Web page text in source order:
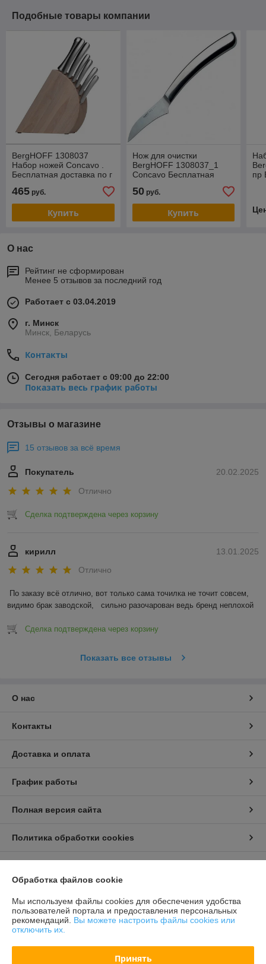
Подобные товары компании
BergHOFF 1308037
Набор ножей Concavo .
Бесплатная доставка по г
гарантия
465 руб.
Купить
Нож для очистки
BergHOFF 1308037_1
Concavo Бесплатная
50руб.
Купить
пр
О нас
Рейтинг не сформирован
Менее 5 отзывов за последний год
Работает с 03.04.2019
г. Минск
Минск, Беларусь
Контакты
Сегодня работает с 09:00 до 22:00
Показать весь график работы
Отзывы о магазине
15 отзывов за всё время
20.02.2025
Покупатель
Отлично
Сделка подтверждена через корзину
13.01.2025
кирилл
Отлично
По заказу всё отлично, вот только сама точилка не точит совсем,
видимо брак заводской,   сильно разочарован ведь бренд неплохой
Сделка подтверждена через корзину
Показать все отзывы
О нас
Контакты
Доставка и оплата
График работы
Полная версия сайта
Политика обработки cookies
Информация для покупателя
Индивидуальный предприниматель:Бондарович Андрей Иванович
г. Минск, ул. Первомайская, д. 24 к.3, кв. 15
Регистрационный номер ЕГР: 191658429
Обработка файлов cookie
Мы используем файлы cookies для обеспечения удобства
пользователей портала и предоставления персональных
рекомендаций. Вы можете настроить файлы cookies или
отключить их.
Принять